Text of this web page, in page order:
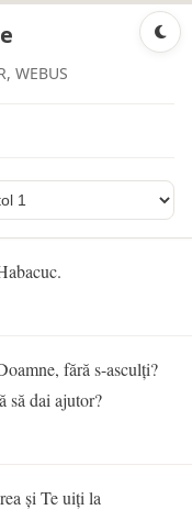
WEBUS
fără s-asculți?
să dai ajutor?
și Te uiți la